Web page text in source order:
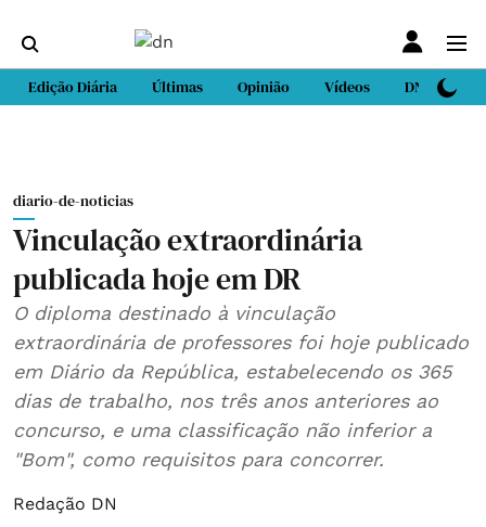
Edição Diária Últimas Opinião Vídeos DN Sport
diario-de-noticias
Vinculação extraordinária
publicada hoje em DR
O diploma destinado à vinculação
extraordinária de professores foi hoje publicado
em Diário da República, estabelecendo os 365
dias de trabalho, nos três anos anteriores ao
concurso, e uma classificação não inferior a
"Bom", como requisitos para concorrer.
Redação DN